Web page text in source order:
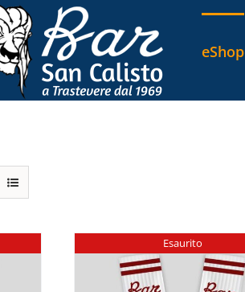
eShop
Esaurito